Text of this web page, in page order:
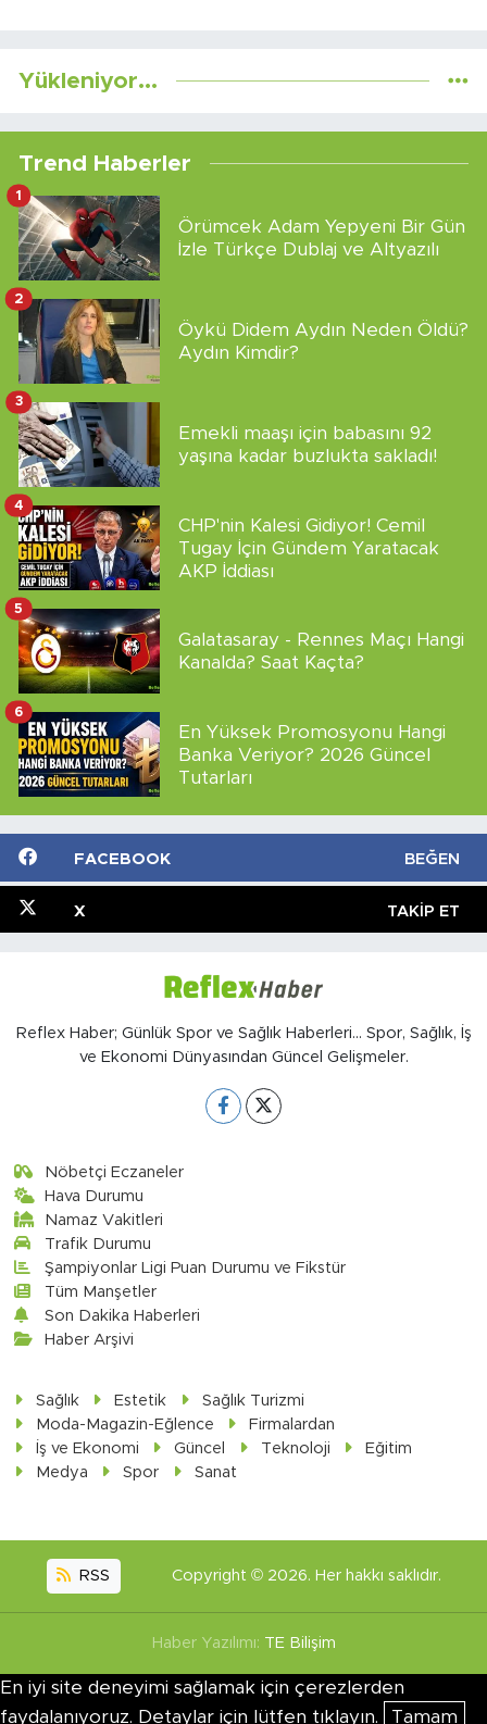
Yükleniyor...
Trend Haberler
Örümcek Adam Yepyeni Bir Gün
İzle Türkçe Dublaj ve Altyazılı
1
Öykü Didem Aydın Neden Öldü?
Aydın Kimdir?
2
Emekli maaşı için babasını 92
yaşına kadar buzlukta sakladı!
3
CHP'nin Kalesi Gidiyor! Cemil
Tugay İçin Gündem Yaratacak
AKP İddiası
4
Galatasaray - Rennes Maçı Hangi
Kanalda? Saat Kaçta?
5
En Yüksek Promosyonu Hangi
Banka Veriyor? 2026 Güncel
Tutarları
6
FACEBOOK BEĞEN
X TAKIP ET
Reflex Haber; Günlük Spor ve Sağlık Haberleri... Spor, Sağlık, İş
ve Ekonomi Dünyasından Güncel Gelişmeler.
Nöbetçi Eczaneler
Hava Durumu
Namaz Vakitleri
Trafik Durumu
Şampiyonlar Ligi Puan Durumu ve Fikstür
Tüm Manşetler
Son Dakika Haberleri
Haber Arşivi
Sağlık Estetik
Sağlık Turizmi
Moda-Magazin-Eğlence
Firmalardan
İş ve Ekonomi
Güncel Teknoloji
Eğitim
Medya
Spor Sanat
RSS Copyright © 2026. Her hakkı saklıdır.
Haber Yazılımı: TE Bilişim
En iyi site deneyimi sağlamak için çerezlerden
faydalanıyoruz. Detaylar için lütfen tıklayın.
Tamam